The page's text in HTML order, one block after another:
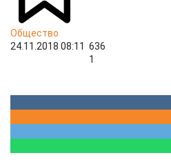
Общество
24.11.2018 08:11 636
1